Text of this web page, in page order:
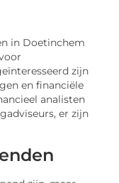
in Doetinchem
zijn
en financiële
analisten
er zijn